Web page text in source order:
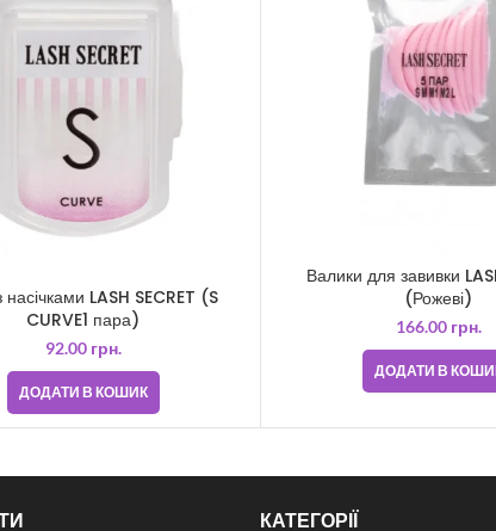
насічками LASH SECRET (S
CURVE1 пара)
92.00 грн.
ДОДАТИ В КОШИК
Валики для завивки
(Рожеві)
166.00 грн.
ДОДАТИ В
КАТЕГОРІЇ